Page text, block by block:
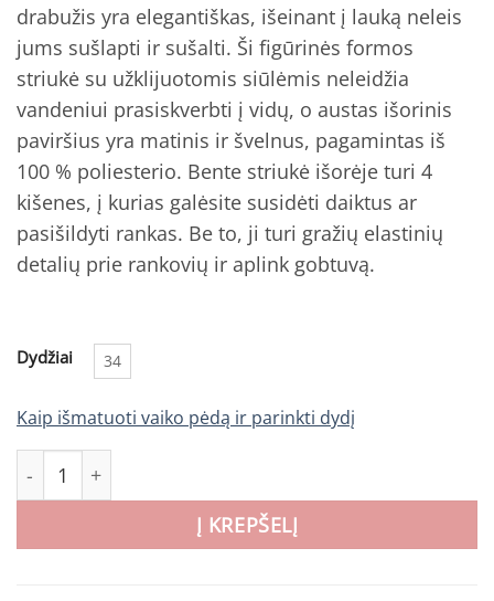
drabužis yra elegantiškas, išeinant į lauką neleis
jums sušlapti ir sušalti. Ši figūrinės formos
striukė su užklijuotomis siūlėmis neleidžia
vandeniui prasiskverbti į vidų, o austas išorinis
paviršius yra matinis ir švelnus, pagamintas iš
100 % poliesterio. Bente striukė išorėje turi 4
kišenes, į kurias galėsite susidėti daiktus ar
pasišildyti rankas. Be to, ji turi gražių elastinių
detalių prie rankovių ir aplink gobtuvą.
Dydžiai 34
Kaip išmatuoti vaiko pėdą ir parinkti dydį
produkto kiekis: Didriksons moteriška pavasrinė striukė
Į KREPŠELĮ